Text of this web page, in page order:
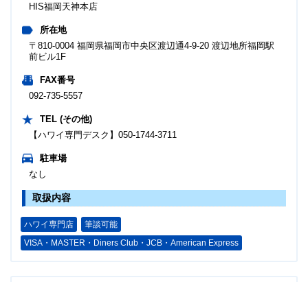
HIS福岡天神本店
所在地
〒810-0004 福岡県福岡市中央区渡辺通4-9-20 渡辺地所福岡駅
前ビル1F
FAX番号
092-735-5557
TEL (その他)
【ハワイ専門デスク】050-1744-3711
駐車場
なし
取扱内容
ハワイ専門店
筆談可能
VISA・MASTER・Diners Club・JCB・American Express